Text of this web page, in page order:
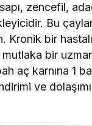
zencefil,
Bu
Kronik bir
bir
aç karnına 1
ve dolaşımı